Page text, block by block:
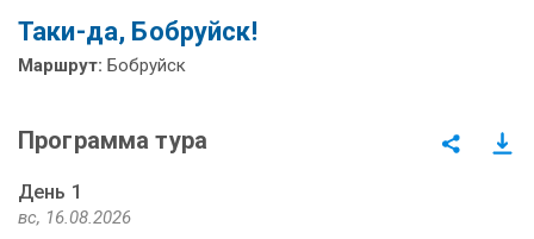
Таки-да, Бобруйск!
Маршрут: Бобруйск
Программа тура
День 1
вс, 16.08.2026